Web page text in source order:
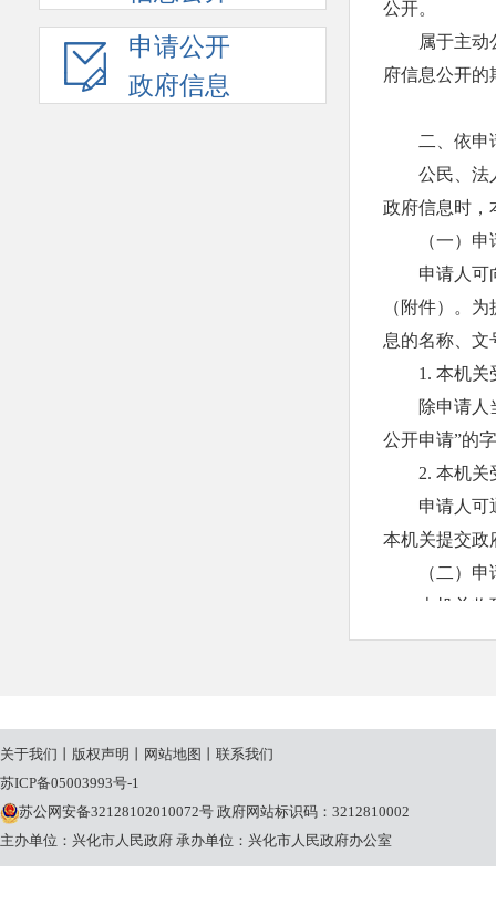
申请公开
政府信息
公开。
属于主动
府信息公开
二、依申
公民、法
政府信息时，
（一）
申请人可
（附件）。
息的名称、文
1. 本机
除申请人
公开申请”的
2. 本机
申请人可
本机关提交政
（二）
本机关
复；需要延长
条规定的期限
本机关提
关于我们 版权声明 网站地图
联系我们
苏ICP备05003993号-1
苏公网安备32128102010072号 政府网站标识码：3212810002
主办单位：兴化市人民政府 承办单位：兴化市人民政府办公室